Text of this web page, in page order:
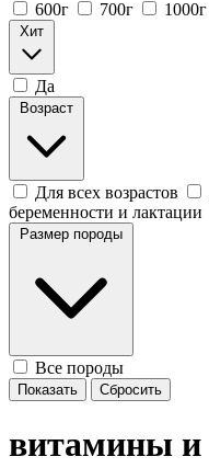
600г
700г 1000г
Хит
Да
Возраст
Для всех возрастов
беременности и лактации
Размер породы
Все породы
витамины и